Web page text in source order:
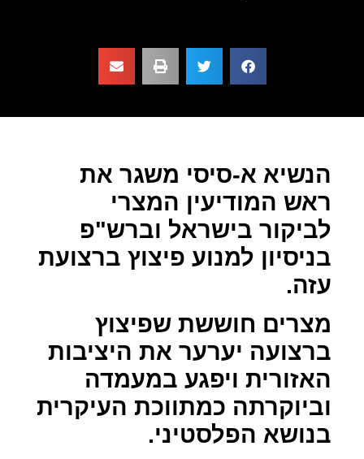
הנשיא א-סיסי משגר את
ראש המודיעין המצרי
לביקור בישראל וברש"פ
בניסיון למנוע פיצוץ ברצועת
עזה.
מצרים חוששת שפיצוץ
ברצועה יערער את היציבות
האזורית ויפגע במעמדה
וביוקרתה כמתווכת העיקרית
בנושא הפלסטיני.